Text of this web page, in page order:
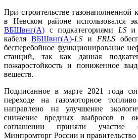
При строительстве газонаполненной
в Невском районе использовался
ВБШвнг(А) с подкатегориями LS и
кабеля ВБШвнг(А)-LS и FRLS
бесперебойное функционирование
станций, так как данная
пожаростойкость и пониженное
веществ.
Подписанное в марте 2021 года
переходе на газомоторное
направлено на улучшение
снижение вредных выбросов в
соглашении приняли участие
Минпромторг России и правительство